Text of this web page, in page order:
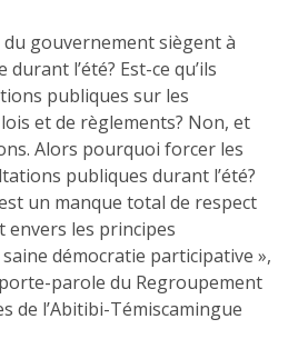
du gouvernement siègent à
durant l’été? Est-ce qu’ils
publiques sur les
et de règlements? Non, et
Alors pourquoi forcer les
publiques durant l’été?
un manque total de respect
envers les principes
démocratie participative »,
parole du Regroupement
de l’Abitibi-Témiscamingue